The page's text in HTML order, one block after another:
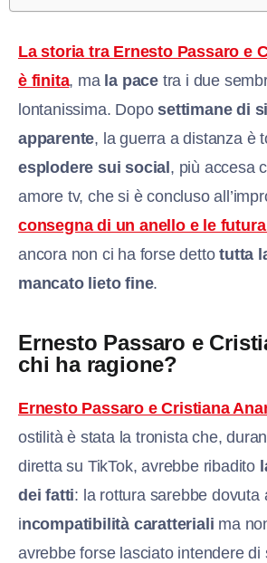
La storia tra Ernesto Passaro e
è finita, ma la pace tra i due
lontanissima. Doposettimane di
apparente, la guerra a distanza è
esplodere sui social, più accesa
amore tv, che si è concluso
consegna di un anello e le
ancora non ci ha forse dettotutta
mancato lieto fine.
Ernesto Passaro e
chi ha ragione?
Ernesto Passaro e Cristiana
ostilità è stata la tronista che,
diretta su TikTok, avrebbe ribadito
dei fatti: la rottura sarebbe dovuta
incompatibilità caratteriali ma
avrebbe forse lasciato intendere di